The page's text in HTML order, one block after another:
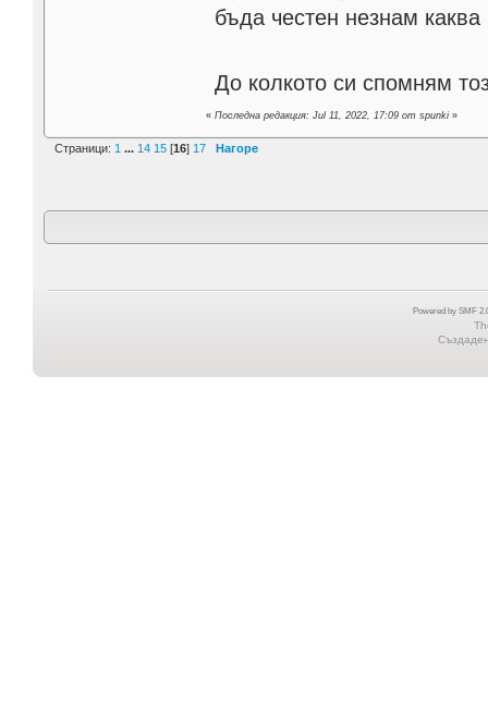
бъда честен незнам
До колкото си спомням
«Последна редакция: Jul 11, 2022, 17:09 от spunki »
Страници: 1 ... 14 15 [16] 17 Нагоре
Powered by SMF